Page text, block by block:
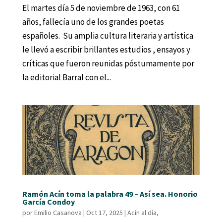
El martes día 5 de noviembre de 1963, con 61
años, fallecía uno de los grandes poetas
españoles. Su amplia cultura literaria y artística
le llevó a escribir brillantes estudios , ensayos y
críticas que fueron reunidas póstumamente por
la editorial Barral con el...
Ramón Acín toma la palabra 49 – Así sea. Honorio
García Condoy
porEmilio Casanova | Oct 17, 2025 | Acín al día,